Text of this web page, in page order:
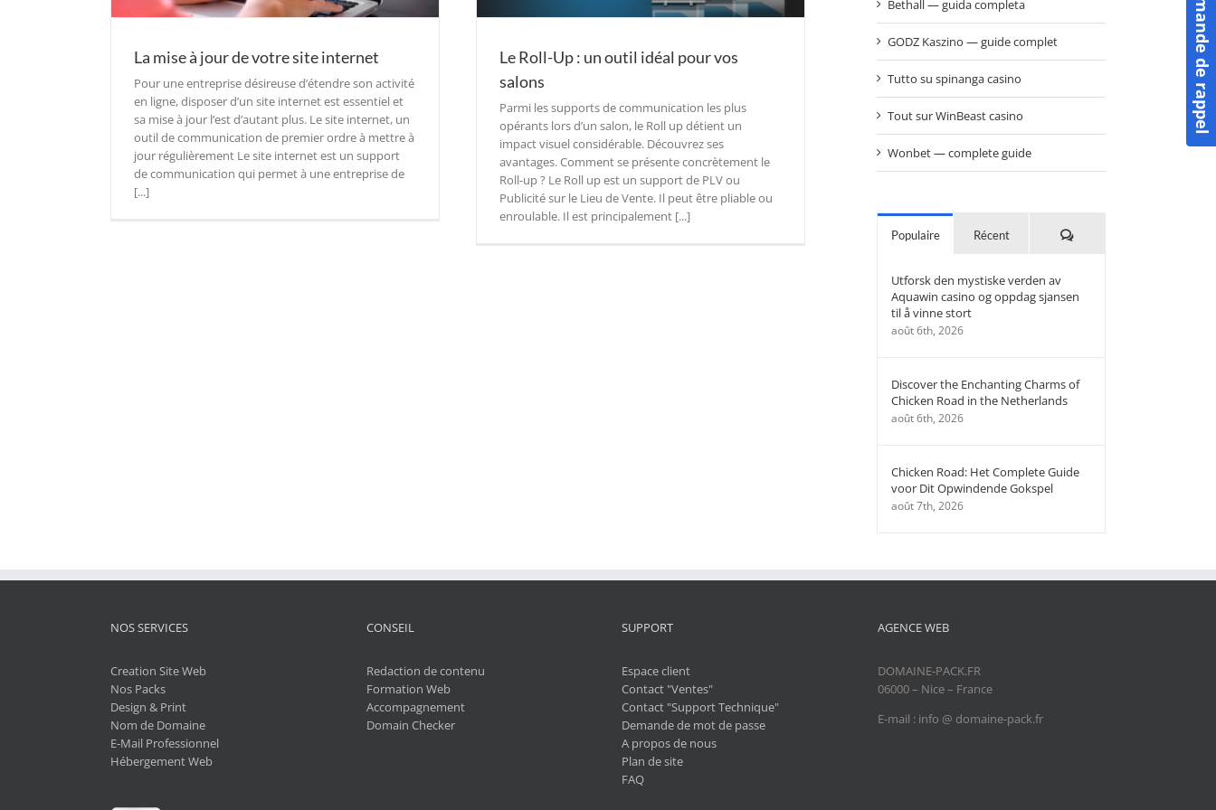
La mise à jour de votre site internet
Pour une entreprise désireuse d’étendre son activité
en ligne, disposer d’un site internet est essentiel et
sa mise à jour l’est d’autant plus. Le site internet, un
outil de communication de premier ordre à mettre à
jour régulièrement Le site internet est un support
de communication qui permet à une entreprise de
[...]
Le Roll-Up : un outil idéal pour vos
salons
Parmi les supports de communication les plus
opérants lors d’un salon, le Roll up détient un
impact visuel considérable. Découvrez ses
avantages. Comment se présente concrètement le
Roll-up ? Le Roll up est un support de PLV ou
Publicité sur le Lieu de Vente. Il peut être pliable ou
enroulable. Il est principalement [...]
Bethall — guida completa
GODZ Kaszino — guide complet
Tutto su spinanga casino
Tout sur WinBeast casino
Wonbet — complete guide
Populaire Récent Commentaires
Utforsk den mystiske verden av
Aquawin casino og oppdag sjansen
til å vinne stort
août 6th, 2026
Discover the Enchanting Charms of
Chicken Road in the Netherlands
août 6th, 2026
Chicken Road: Het Complete Guide
voor Dit Opwindende Gokspel
août 7th, 2026
NOS SERVICES
Creation Site Web
Nos Packs
Design & Print
Nom de Domaine
E-Mail Professionnel
Hébergement Web
CONSEIL
Redaction de contenu
Formation Web
Accompagnement
Domain Checker
SUPPORT
Espace client
Contact "Ventes"
Contact "Support Technique"
Demande de mot de passe
A propos de nous
Plan de site
FAQ
AGENCE WEB
DOMAINE-PACK.FR
06000 – Nice – France
E-mail : info @ domaine-pack.fr
Demande de rappel